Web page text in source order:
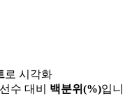
로 시각화
수 대비 백분위(%)입니